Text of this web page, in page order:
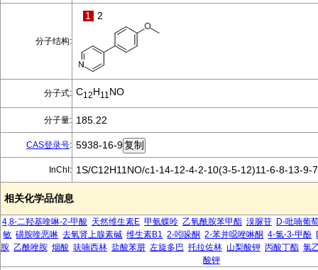
分子结构:
1 2
分子式: C12H11 NO
分子量: 185.22
CAS登录号: 5938-16-9
InChI: 1S/C12H11NO/c1-14-12-4-2-10(3-5-12)11-6-8-13-9-
相关化学品信息
4,8-二羟基喹啉-2-甲酸 天然维生素E 甲氨蝶呤 乙氧酰胺苯甲酯 溴脲苷 D-吡喃葡
敏 磺胺喹恶啉 去氧肾上腺素碱 维生素B1 2-吲哚酮 2-苯并噁唑啉酮 4-氯-3-甲酚
胺 乙酰唑胺 烟酸 呋喃西林 盐酸苯肼 左旋多巴 托拉佐林 山梨酸钾 丙酸丁酯 氯
酸钾